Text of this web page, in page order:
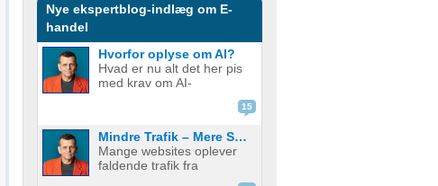
Nye ekspertblog-indlæg om E-
handel
Hvorfor oplyse om AI?
Hvad er nu alt det her pis
med krav om AI-
have det. Spotify vil have
hopper også med på
vognen. Men… hvorfor
egentlig? OK, boomer –
15
Mindre Trafik – Mere Salg
Mange websites oplever
faldende trafik fra